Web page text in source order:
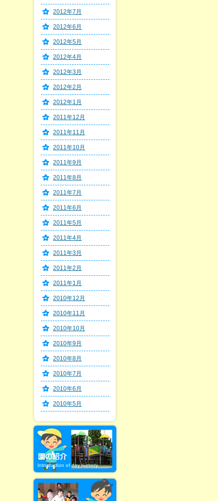
2012年7月
2012年6月
2012年5月
2012年4月
2012年3月
2012年2月
2012年1月
2011年12月
2011年11月
2011年10月
2011年9月
2011年8月
2011年7月
2011年6月
2011年5月
2011年4月
2011年3月
2011年2月
2011年1月
2010年12月
2010年11月
2010年10月
2010年9月
2010年8月
2010年7月
2010年6月
2010年5月